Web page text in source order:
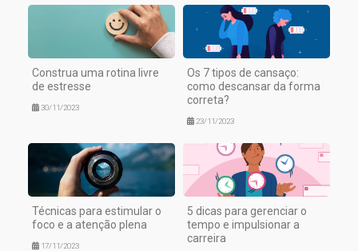
Construa uma rotina livre
de estresse
30/11/2023
Os 7 tipos de cansaço:
como descansar da forma
correta?
23/11/2023
Técnicas para estimular o
foco e a atenção plena
17/11/2023
5 dicas para gerenciar o
tempo e impulsionar a
carreira